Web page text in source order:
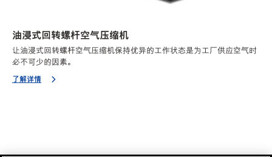
油浸式回转螺杆空气压缩机
让油浸式回转螺杆空气压缩机保持优异的工作状态是为工厂供应空气时
必不可少的因素。
了解详情